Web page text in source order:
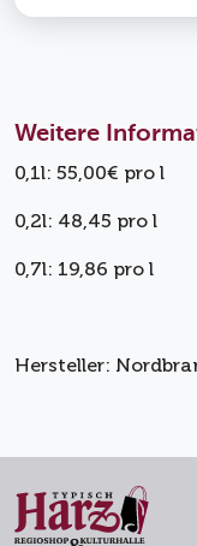
Weitere
0,1l: 55,00€ pro l
0,2l: 48,45 pro l
0,7l: 19,86 pro l
Hersteller: